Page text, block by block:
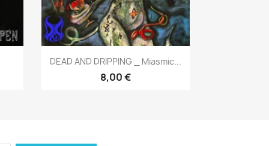
Aperçu rapide
DEAD AND DRIPPING _ Miasmic...
8,00 €